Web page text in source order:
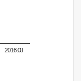
2016.03